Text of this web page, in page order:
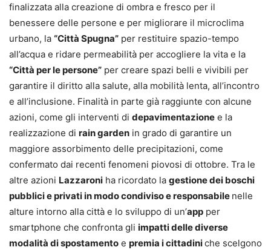
finalizzata alla creazione di ombra e fresco per il
benessere delle persone e per migliorare il microclima
urbano, la “Città Spugna” per restituire spazio-tempo
all’acqua e ridare permeabilità per accogliere la vita e la
“Città per le persone” per creare spazi belli e vivibili per
garantire il diritto alla salute, alla mobilità lenta, all’incontro
e all’inclusione. Finalità in parte già raggiunte con alcune
azioni, come gli interventi di depavimentazione e la
realizzazione di rain garden in grado di garantire un
maggiore assorbimento delle precipitazioni, come
confermato dai recenti fenomeni piovosi di ottobre. Tra le
altre azioni Lazzaroni ha ricordato la gestione dei boschi
pubblici e privati in modo condiviso e responsabile nelle
alture intorno alla città e lo sviluppo di un’app per
smartphone che confronta gli impatti delle diverse
modalità di spostamento e premia i cittadiniche scelgono